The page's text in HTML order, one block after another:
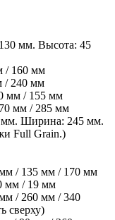
мм. Высота: 45
/ 160 мм
/ 240 мм
мм / 155 мм
мм / 285 мм
мм. Ширина: 245 мм.
Full Grain.)
/ 135 мм / 170 мм
мм / 19 мм
/ 260 мм / 340
сверху)